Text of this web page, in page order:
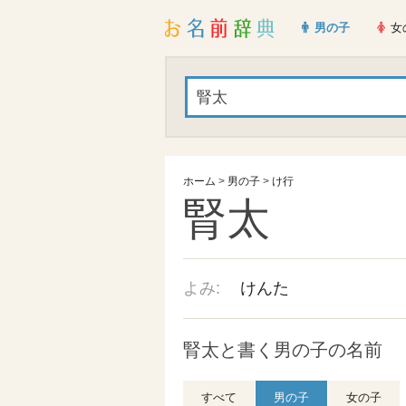
男の子 女
ホーム > 男の子 > け行
腎太
よみ: けんた
腎太と書く男の子の名前
すべて 男の子 女の子